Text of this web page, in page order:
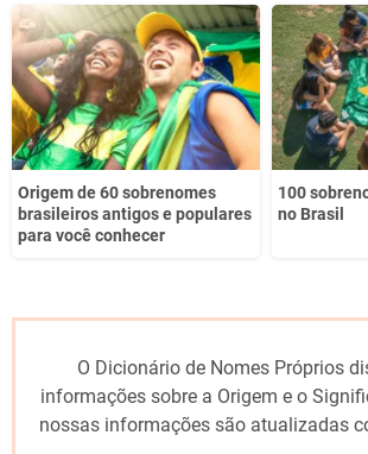
Origem de 60 sobrenomes
brasileiros antigos e populares
para você conhecer
100
no Brasil
O Dicionário de Nomes Próprios
informações sobre a Origem e o
nossas informações são atualizadas